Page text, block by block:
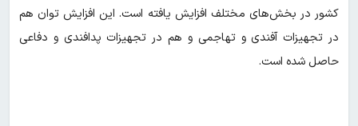
کشور در بخش‌های مختلف افزایش یافته است. این افزایش توان هم
در تجهیزات آفندی و تهاجمی و هم در تجهیزات پدافندی و دفاعی
حاصل شده است.